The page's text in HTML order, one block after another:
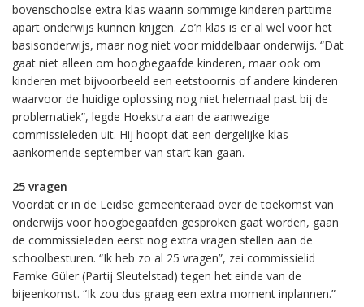
bovenschoolse extra klas waarin sommige kinderen parttime
apart onderwijs kunnen krijgen. Zo’n klas is er al wel voor het
basisonderwijs, maar nog niet voor middelbaar onderwijs. “Dat
gaat niet alleen om hoogbegaafde kinderen, maar ook om
kinderen met bijvoorbeeld een eetstoornis of andere kinderen
waarvoor de huidige oplossing nog niet helemaal past bij de
problematiek”, legde Hoekstra aan de aanwezige
commissieleden uit. Hij hoopt dat een dergelijke klas
aankomende september van start kan gaan.
25 vragen
Voordat er in de Leidse gemeenteraad over de toekomst van
onderwijs voor hoogbegaafden gesproken gaat worden, gaan
de commissieleden eerst nog extra vragen stellen aan de
schoolbesturen. “Ik heb zo al 25 vragen”, zei commissielid
Famke Güler (Partij Sleutelstad) tegen het einde van de
bijeenkomst. “Ik zou dus graag een extra moment inplannen.”